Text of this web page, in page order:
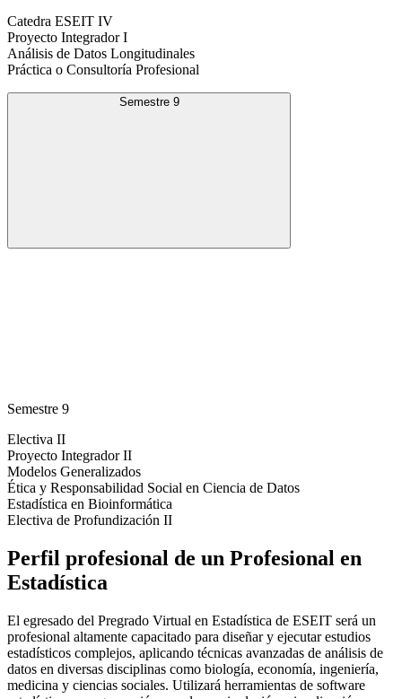
Catedra ESEIT IV
Proyecto Integrador I
Análisis de Datos Longitudinales
Práctica o Consultoría Profesional
Semestre 9
Semestre 9
Electiva II
Proyecto Integrador II
Modelos Generalizados
Ética y Responsabilidad Social en Ciencia de Datos
Estadística en Bioinformática
Electiva de Profundización II
Perfil profesional de un Profesional en
Estadística
El egresado del Pregrado Virtual en Estadística de ESEIT será un
profesional altamente capacitado para diseñar y ejecutar estudios
estadísticos complejos, aplicando técnicas avanzadas de análisis de
datos en diversas disciplinas como biología, economía, ingeniería,
medicina y ciencias sociales. Utilizará herramientas de software